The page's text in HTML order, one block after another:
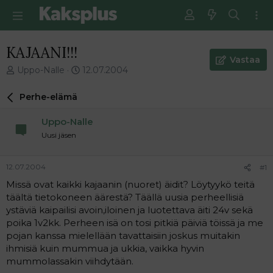
KAJAANI!!!
V
e
i
t
u
n
a
l
o
i
t
t
Uppo-Nalle
E
m
m
n
v
i
e
s
i
12.07.2004
Vastaa
Perhe-elämä
Uppo-Nalle
Uusi jäsen
12.07.2004 #1
Missä ovat kaikki kajaanin (nuoret) äidit? Löytyykö teitä
täältä tietokoneen äärestä? Täällä uusia perheellisiä
ystäviä kaipailisi avoin,iloinen ja luotettava äiti 24v sekä
poika 1v2kk. Perheen isä on tosi pitkiä päiviä töissä ja me
pojan kanssa mielellään tavattaisiin joskus muitakin
ihmisiä kuin mummua ja ukkia, vaikka hyvin
mummolassakin viihdytään.